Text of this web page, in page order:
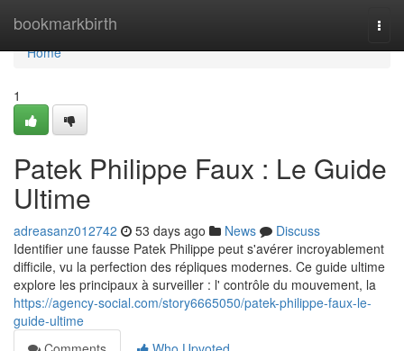
bookmarkbirth
Home
Home
1
Patek Philippe Faux : Le Guide
Ultime
adreasanz012742 53 days ago News
Discuss
Identifier une fausse Patek Philippe peut s'avérer incroyablement
difficile, vu la perfection des répliques modernes. Ce guide ultime
explore les principaux à surveiller : l' contrôle du mouvement, la
https://agency-social.com/story6665050/patek-philippe-faux-le-
guide-ultime